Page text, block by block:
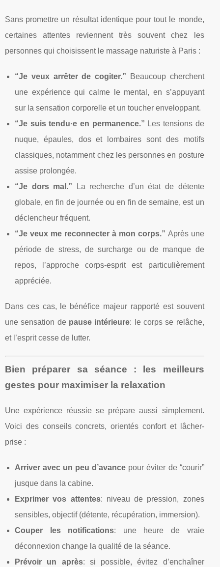
Sans promettre un résultat identique pour tout le monde,
certaines attentes reviennent très souvent chez les
personnes qui choisissent le massage naturiste à Paris :
“Je veux arrêter de cogiter.” Beaucoup cherchent
une expérience qui calme le mental, en s’appuyant
sur la sensation corporelle et un toucher enveloppant.
“Je suis tendu·e en permanence.” Les tensions de
nuque, épaules, dos et lombaires sont des motifs
classiques, notamment chez les personnes en posture
assise prolongée.
“Je dors mal.” La recherche d’un état de détente
globale, en fin de journée ou en fin de semaine, est un
déclencheur fréquent.
“Je veux me reconnecter à mon corps.” Après une
période de stress, de surcharge ou de manque de
repos, l’approche corps-esprit est particulièrement
appréciée.
Dans ces cas, le bénéfice majeur rapporté est souvent
une sensation de pause intérieure: le corps se relâche,
et l’esprit cesse de lutter.
Bien préparer sa séance : les meilleurs
gestes pour maximiser la relaxation
Une expérience réussie se prépare aussi simplement.
Voici des conseils concrets, orientés confort et lâcher-
prise :
Arriver avec un peu d’avance pour éviter de “courir”
jusque dans la cabine.
Exprimer vos attentes: niveau de pression, zones
sensibles, objectif (détente, récupération, immersion).
Couper les notifications: une heure de vraie
déconnexion change la qualité de la séance.
Prévoir un après: si possible, évitez d’enchaîner